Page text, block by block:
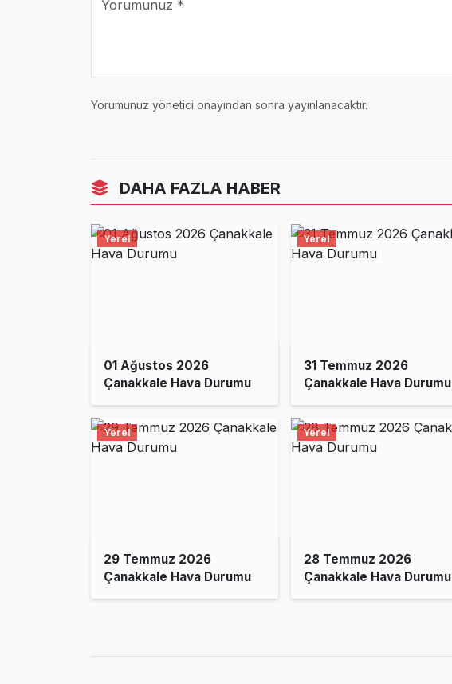
Yorumunuz yönetici onayından sonra yayınlanacaktır.
DAHA FAZLA HABER
Yerel
01 Ağustos 2026
Çanakkale Hava Durumu
Yerel
31 Temmuz 2026
Çanakkale Hava Durumu
Yerel
29 Temmuz 2026
Çanakkale Hava Durumu
Yerel
28 Temmuz 2026
Çanakkale Hava Durumu